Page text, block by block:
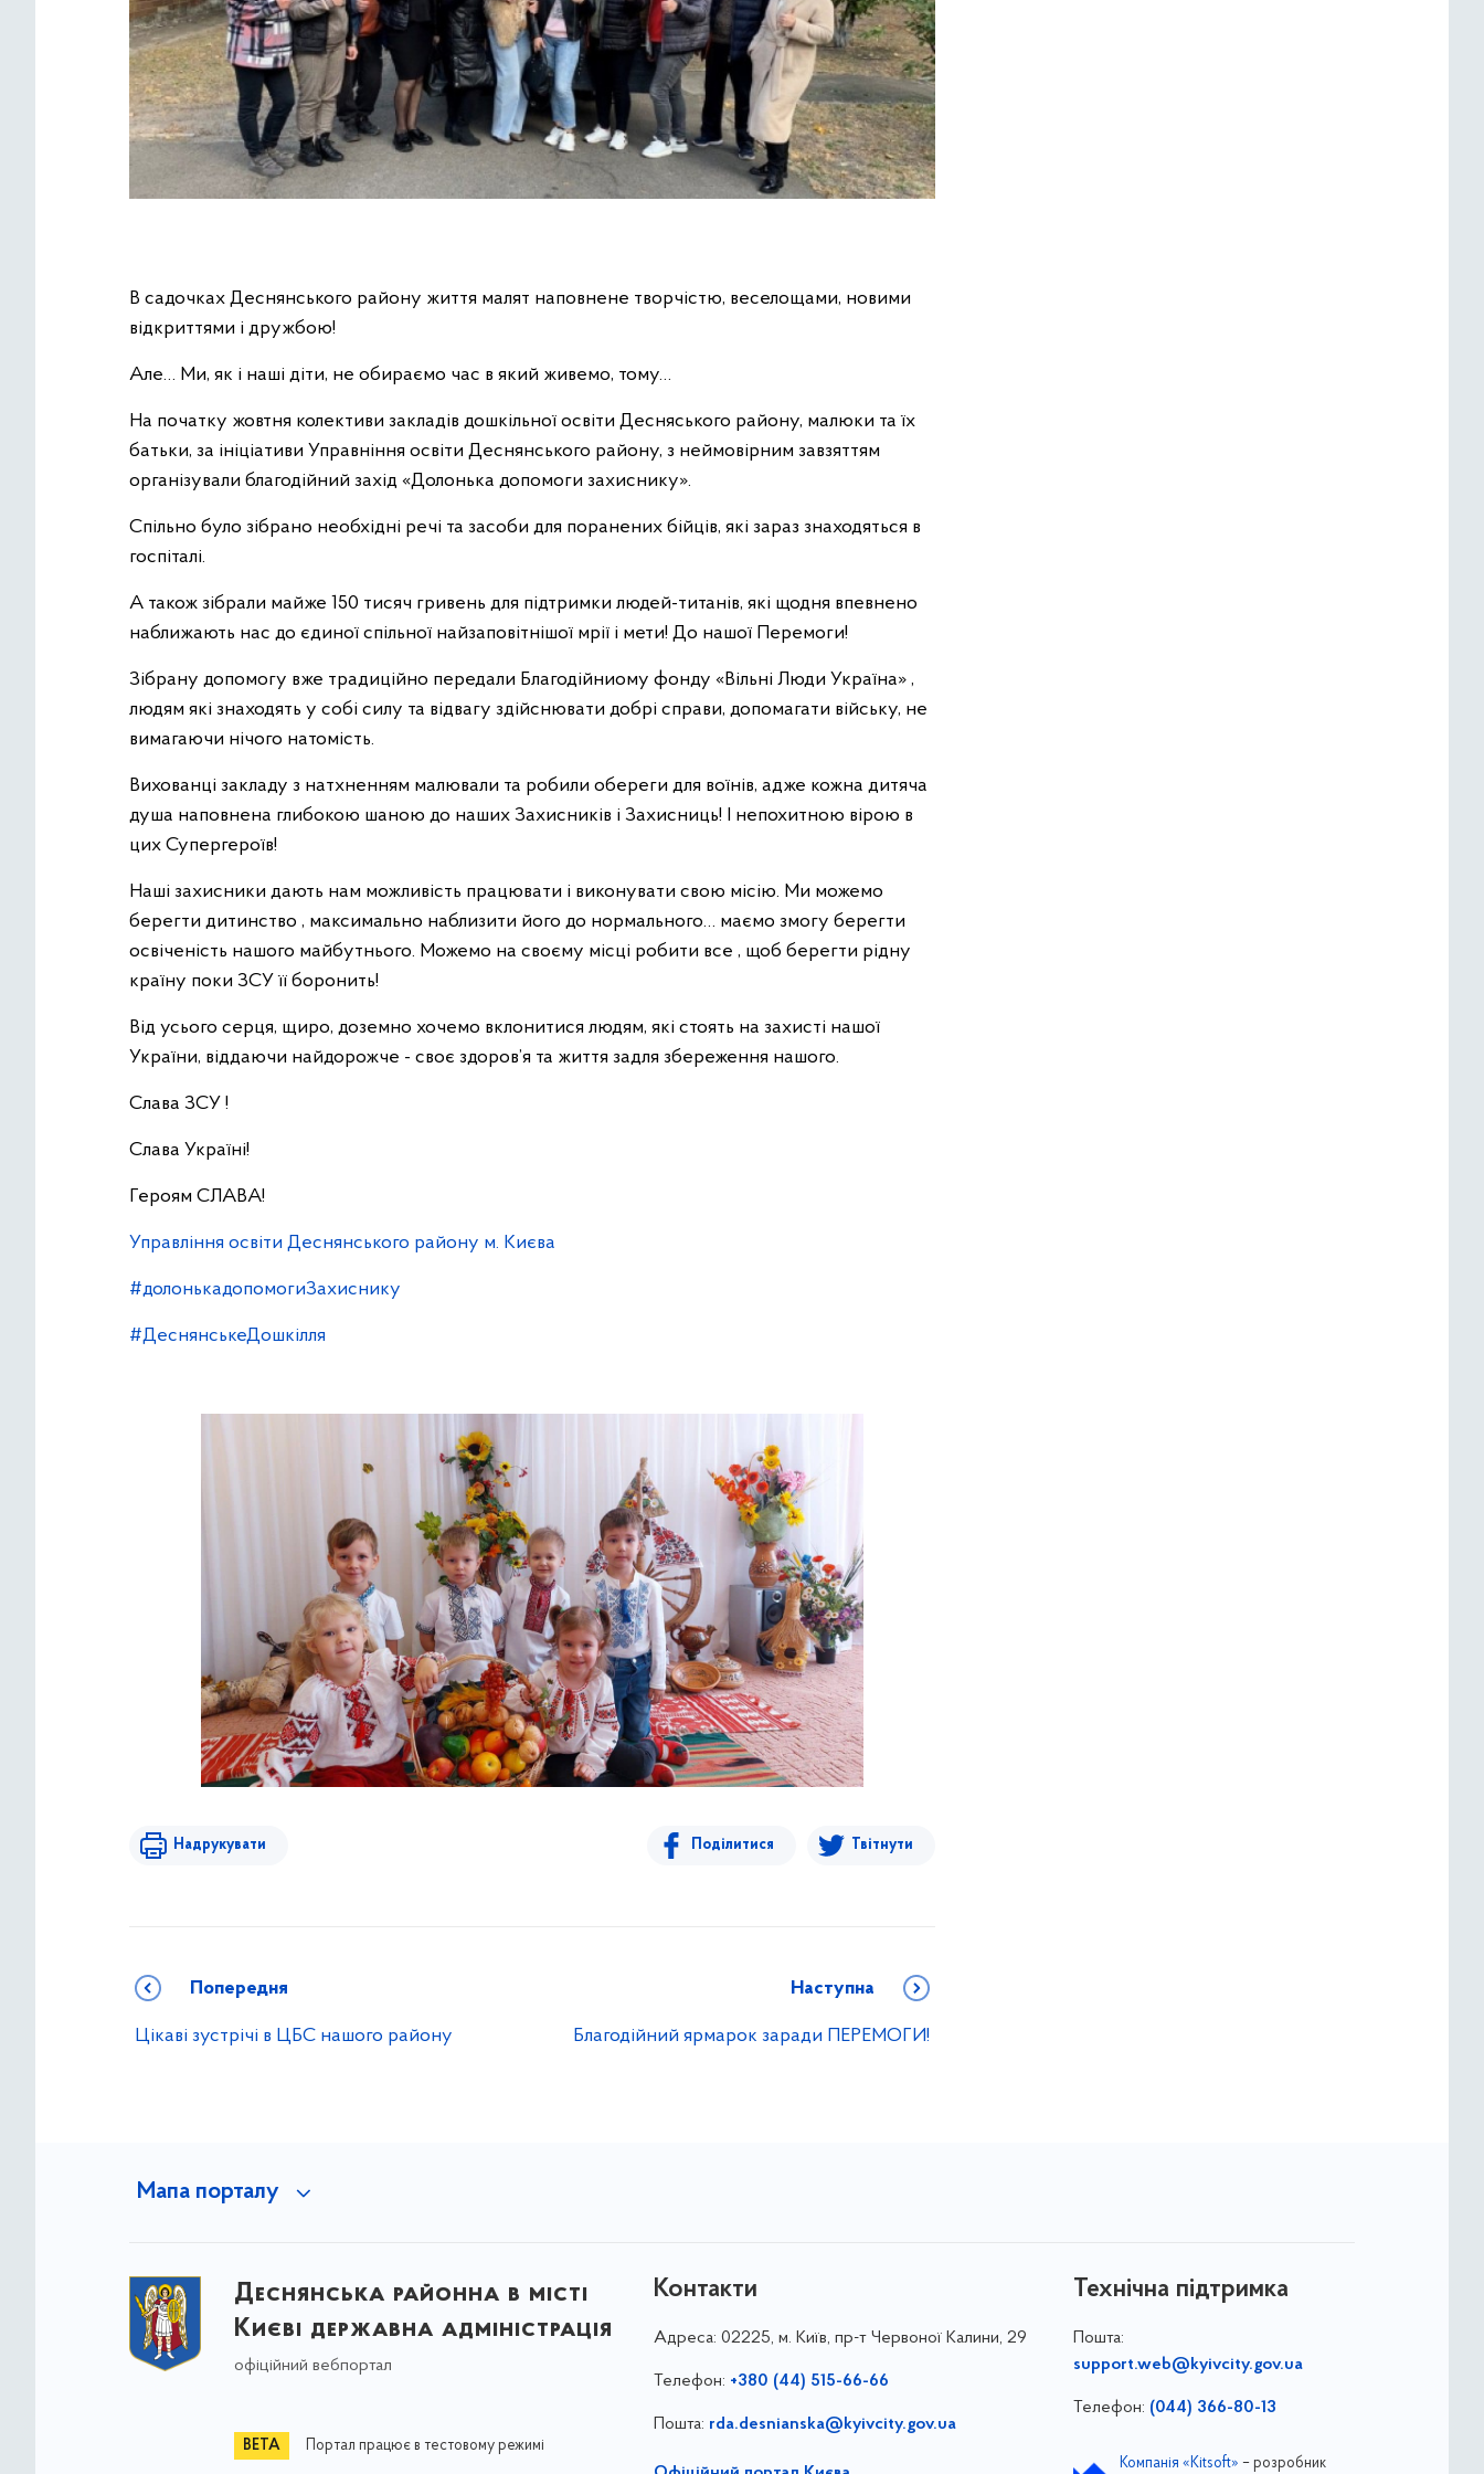
В садочках Деснянського району життя малят наповнене творчістю, веселощами, новими
відкриттями і дружбою!
Але… Ми, як і наші діти, не обираємо час в який живемо, тому…
На початку жовтня колективи закладів дошкільної освіти Десняського району, малюки та їх
батьки, за ініціативи Управніння освіти Деснянського району, з неймовірним завзяттям
організували благодійний захід «Долонька допомоги захиснику».
Спільно було зібрано необхідні речі та засоби для поранених бійців, які зараз знаходяться в
госпіталі.
А також зібрали майже 150 тисяч гривень для підтримки людей-титанів, які щодня впевнено
наближають нас до єдиної спільної найзаповітнішої мрії і мети! До нашої Перемоги!
Зібрану допомогу вже традиційно передали Благодійниому фонду «Вільні Люди Україна» ,
людям які знаходять у собі силу та відвагу здійснювати добрі справи, допомагати війську, не
вимагаючи нічого натомість.
Вихованці закладу з натхненням малювали та робили обереги для воїнів, адже кожна дитяча
душа наповнена глибокою шаною до наших Захисників і Захисниць! І непохитною вірою в
цих Супергероїв!
Наші захисники дають нам можливість працювати і виконувати свою місію. Ми можемо
берегти дитинство , максимально наблизити його до нормального… маємо змогу берегти
освіченість нашого майбутнього. Можемо на своєму місці робити все , щоб берегти рідну
країну поки ЗСУ її боронить!
Від усього серця, щиро, доземно хочемо вклонитися людям, які стоять на захисті нашої
України, віддаючи найдорожче - своє здоров’я та життя задля збереження нашого.
Слава ЗСУ !
Слава Україні!
Героям СЛАВА!
Управління освіти Деснянського району м. Києва
#долонькадопомогиЗахиснику
#ДеснянськеДошкілля
Надрукувати Поділитися Твітнути
Попередня
Цікаві зустрічі в ЦБС нашого району
Наступна
Благодійний ярмарок заради ПЕРЕМОГИ!
Мапа порталу
Деснянська районна в місті
Києві державна адміністрація
офіційний вебпортал
Портал працює в тестовому режимі
Контакти
Адреса: 02225, м. Київ, пр-т Червоної Калини, 29
Телефон: +380 (44) 515-66-66
Пошта: rda.desnianska@kyivcity.gov.ua
Технічна підтримка
Пошта:
support.web@kyivcity.gov.ua
Телефон: (044) 366-80-13
Компанія «Kitsoft» – розробник